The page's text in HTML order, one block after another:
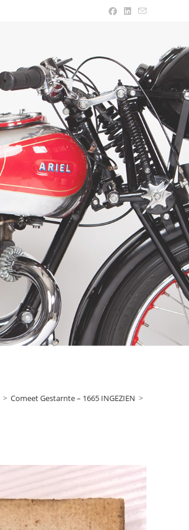
> Comeet Gestarnte – 1665 INGEZIEN >